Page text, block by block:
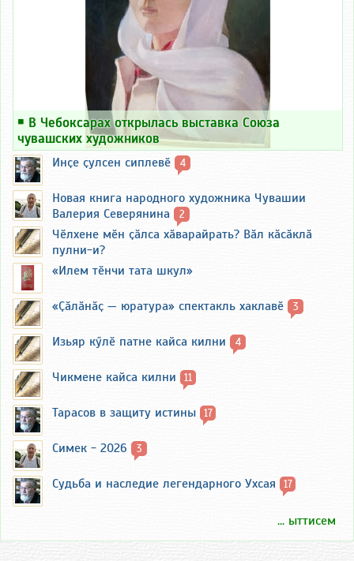
￭ В Чебоксарах открылась выставка Союза
чувашских художников
Инҫе ҫулсен сиплевӗ 4
Новая книга народного художника Чувашии
Валерия Северянина
2
Чӗлхене мӗн ҫӑлса хӑварайрать? Вӑл кӑсӑклӑ
пулни-и?
«Илем тӗнчи тата шкул»
«Ҫӑлӑнӑҫ — юратура» спектакль хаклавӗ 3
Изьяр кӳлӗ патне кайса килни 4
Чикмене кайса килни 11
Тарасов в защиту истины 17
Симек - 2026 3
Судьба и наследие легендарного Ухсая 17
... ыттисем